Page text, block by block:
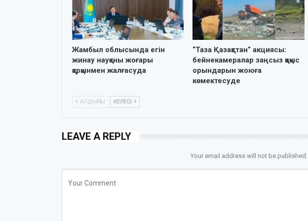
Жамбыл облысында егін
жинау науқаны жоғары
қарқынмен жалғасуда
“Таза Қазақстан” акциясы:
бейнекамералар заңсыз қоқыс
орындарын жоюға
көмектесуде
АЛДЫҢҒЫ КЕЛЕСІ
LEAVE A REPLY
Your email address will not be published.